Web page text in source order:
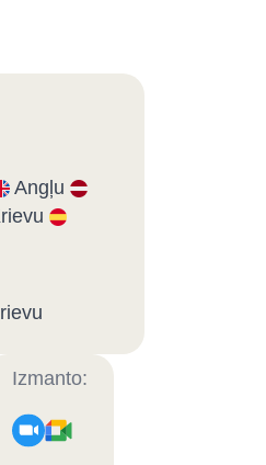
Angļu
Izmanto: